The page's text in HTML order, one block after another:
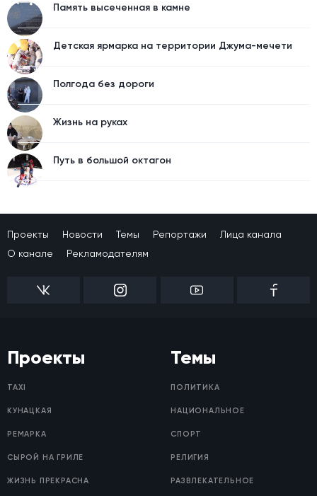
Память высеченная в камне
Детская ярмарка на территории Джума-мечети
Полгода без дороги
Жизнь на руках
Путь в большой октагон
Проекты Новости Темы Репортажи
Лица канала
О канале
Рекламодателям
Проекты
TAXI
КУНАЦКАЯ
РЕМАРКА
СЫРОЙ НА ГРИЛЕ
ЖИЗНЬ ПРЕКРАСНА
Темы
ПОЛИТИКА
НАЦИОНАЛЬНОЕ
СПОРТ
РЕЛИГИЯ
РАЗВЛЕКАТЕЛЬНОЕ